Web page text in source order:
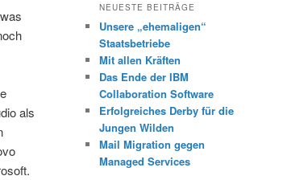
als
NEUESTE BEITRÄGE
Unsere „ehemaligen“
Staatsbetriebe
Mit allen Kräften
Das Ende der IBM
Collaboration Software
Erfolgreiches Derby für die
Jungen Wilden
Mail Migration gegen
Managed Services